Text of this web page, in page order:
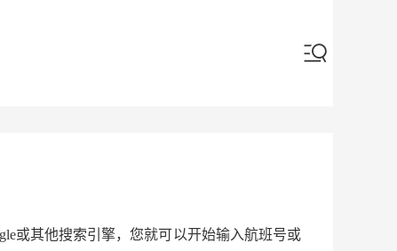
或其他搜索引擎，您就可以开始输入航班号或